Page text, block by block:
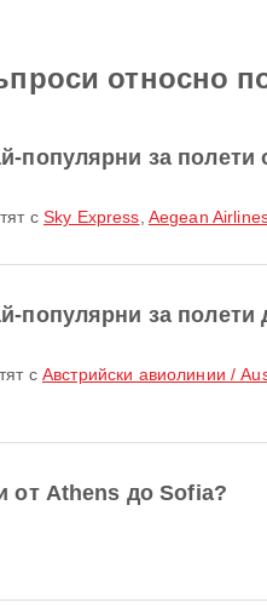
относно
популярни за полети
сSky Express Aegean
популярни за полети
сАвстрийски авиолинии /
от Athens до Sofia?